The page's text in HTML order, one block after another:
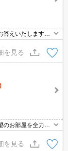
えいたします。
を見る
お部屋を全力で
を見る